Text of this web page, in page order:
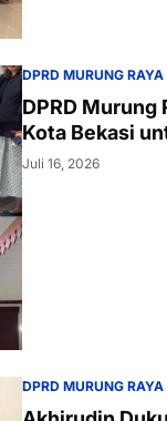
DPRD MURUNG RAYA
DPRD Murung
Kota Bekasi
Juli 16, 2026
DPRD MURUNG RAYA